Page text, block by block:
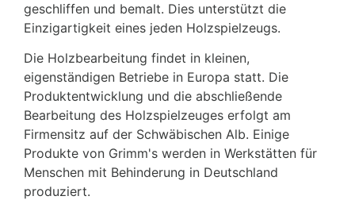
geschliffen und bemalt. Dies unterstützt die
Einzigartigkeit eines jeden Holzspielzeugs.
Die Holzbearbeitung findet in kleinen,
eigenständigen Betriebe in Europa statt. Die
Produktentwicklung und die abschließende
Bearbeitung des Holzspielzeuges erfolgt am
Firmensitz auf der Schwäbischen Alb. Einige
Produkte von Grimm's werden in Werkstätten für
Menschen mit Behinderung in Deutschland
produziert.